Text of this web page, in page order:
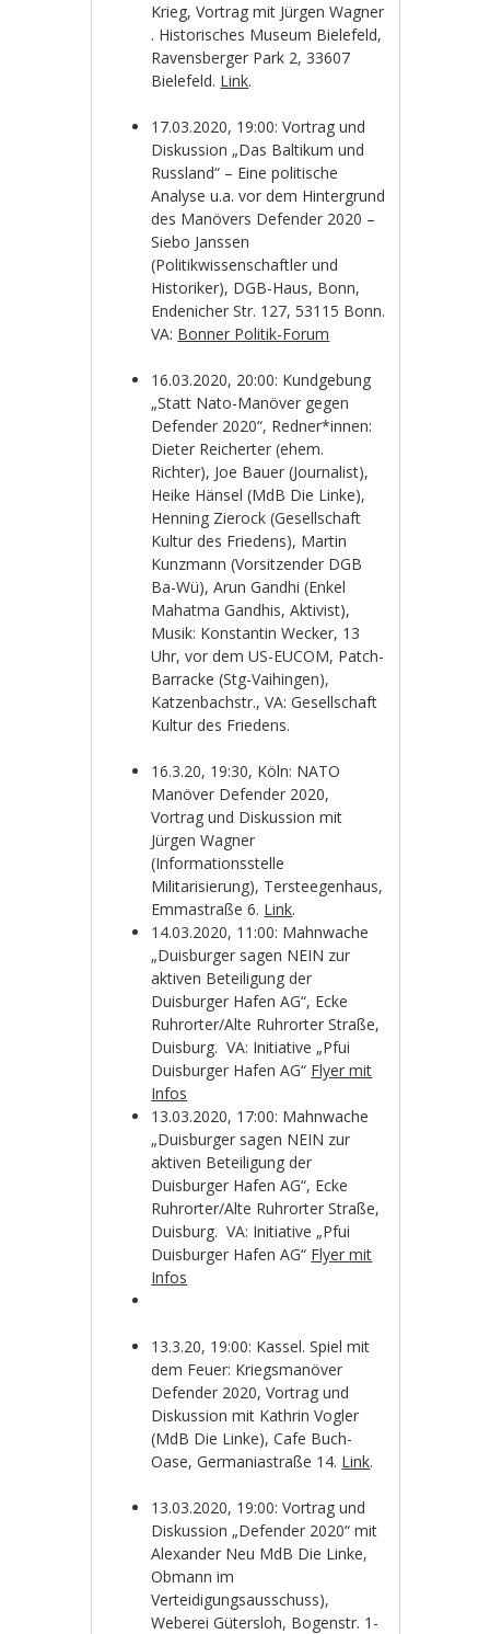
Krieg, Vortrag mit Jürgen Wagner
. Historisches Museum Bielefeld,
Ravensberger Park 2, 33607
Bielefeld. Link.
17.03.2020, 19:00: Vortrag und
Diskussion „Das Baltikum und
Russland“ – Eine politische
Analyse u.a. vor dem Hintergrund
des Manövers Defender 2020 –
Siebo Janssen
(Politikwissenschaftler und
Historiker), DGB-Haus, Bonn,
Endenicher Str. 127, 53115 Bonn.
VA: Bonner Politik-Forum
16.03.2020, 20:00: Kundgebung
„Statt Nato-Manöver gegen
Defender 2020“, Redner*innen:
Dieter Reicherter (ehem.
Richter), Joe Bauer (Journalist),
Heike Hänsel (MdB Die Linke),
Henning Zierock (Gesellschaft
Kultur des Friedens), Martin
Kunzmann (Vorsitzender DGB
Ba-Wü), Arun Gandhi (Enkel
Mahatma Gandhis, Aktivist),
Musik: Konstantin Wecker, 13
Uhr, vor dem US-EUCOM, Patch-
Barracke (Stg-Vaihingen),
Katzenbachstr., VA: Gesellschaft
Kultur des Friedens.
16.3.20, 19:30, Köln: NATO
Manöver Defender 2020,
Vortrag und Diskussion mit
Jürgen Wagner
(Informationsstelle
Militarisierung), Tersteegenhaus,
Emmastraße 6. Link.
14.03.2020, 11:00: Mahnwache
„Duisburger sagen NEIN zur
aktiven Beteiligung der
Duisburger Hafen AG“, Ecke
Ruhrorter/Alte Ruhrorter Straße,
Duisburg. VA: Initiative „Pfui
Duisburger Hafen AG“ Flyer mit
Infos
13.03.2020, 17:00: Mahnwache
„Duisburger sagen NEIN zur
aktiven Beteiligung der
Duisburger Hafen AG“, Ecke
Ruhrorter/Alte Ruhrorter Straße,
Duisburg. VA: Initiative „Pfui
Duisburger Hafen AG“ Flyer mit
Infos
13.3.20, 19:00: Kassel. Spiel mit
dem Feuer: Kriegsmanöver
Defender 2020, Vortrag und
Diskussion mit Kathrin Vogler
(MdB Die Linke), Cafe Buch-
Oase, Germaniastraße 14. Link.
13.03.2020, 19:00: Vortrag und
Diskussion „Defender 2020“ mit
Alexander Neu MdB Die Linke,
Obmann im
Verteidigungsausschuss),
Weberei Gütersloh, Bogenstr. 1-